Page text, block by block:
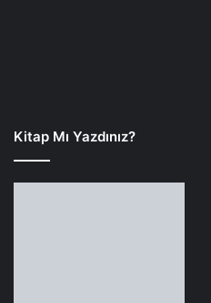
Kitap Mı Yazdınız?